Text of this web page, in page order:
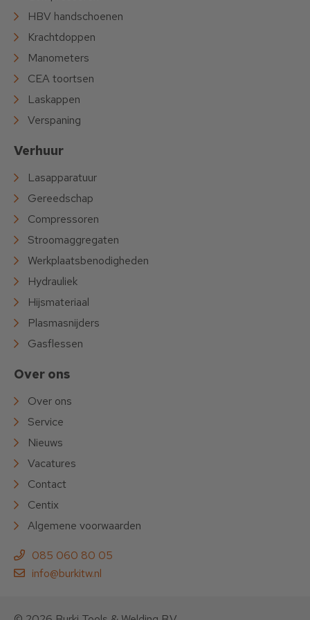
HBV handschoenen
Krachtdoppen
Manometers
CEA toortsen
Laskappen
Verspaning
Verhuur
Lasapparatuur
Gereedschap
Compressoren
Stroomaggregaten
Werkplaatsbenodigheden
Hydrauliek
Hijsmateriaal
Plasmasnijders
Gasflessen
Over ons
Over ons
Service
Nieuws
Vacatures
Contact
Centix
Algemene voorwaarden
085 060 80 05
info@burkitw.nl